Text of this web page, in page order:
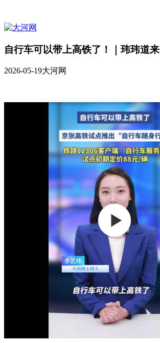
自行车可以带上高铁了！｜玮玮道来
2026-05-19大河网